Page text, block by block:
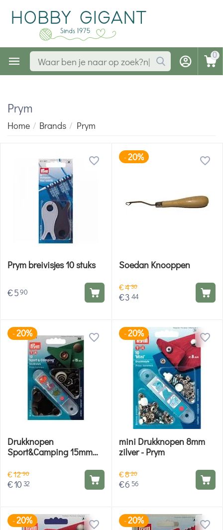
0
Prym
Home / Brands / Prym
Prym breivisjes 10 stuks
€590
-20%
Soedan Knooppen
€430
€3 44
-20%
Drukknopen
Sport&Camping 15mm
€1290
€10 32
-20%
mini Drukknopen 8mm
zilver - Prym
€820
€6 56
-20% -20%